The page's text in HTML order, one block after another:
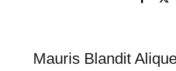
Mauris Blandit